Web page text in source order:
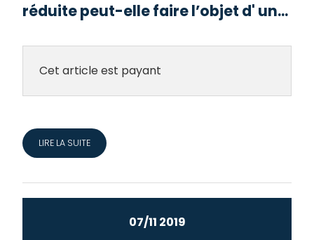
réduite peut-elle faire l’objet d' un...
Cet article est payant
LIRE LA SUITE
07/11 2019